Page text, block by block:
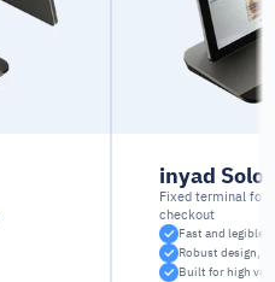
inyad Solo
Fixed terminal for
checkout
Fast and legible
Robust design,
Built for high